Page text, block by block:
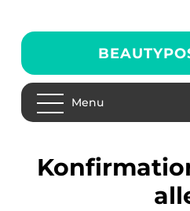
Menu
Konfirmationskjole for